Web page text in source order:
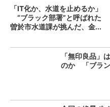
「IT化か、水道を止めるか」
“ブラック部署”と呼ばれた
曽於市水道課が挑んだ、金...
「無印良品」
のか 「ブラン